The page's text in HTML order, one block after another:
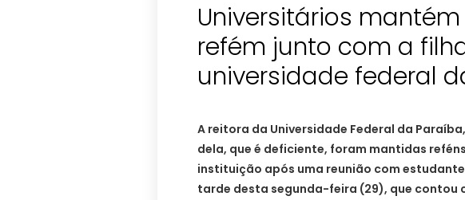
Universitários
refém junto com a
universidade federal
A reitora da Universidade Federal da
dela, que é deficiente, foram mantidas
instituição após uma reunião com
tarde desta segunda-feira (29), que contou